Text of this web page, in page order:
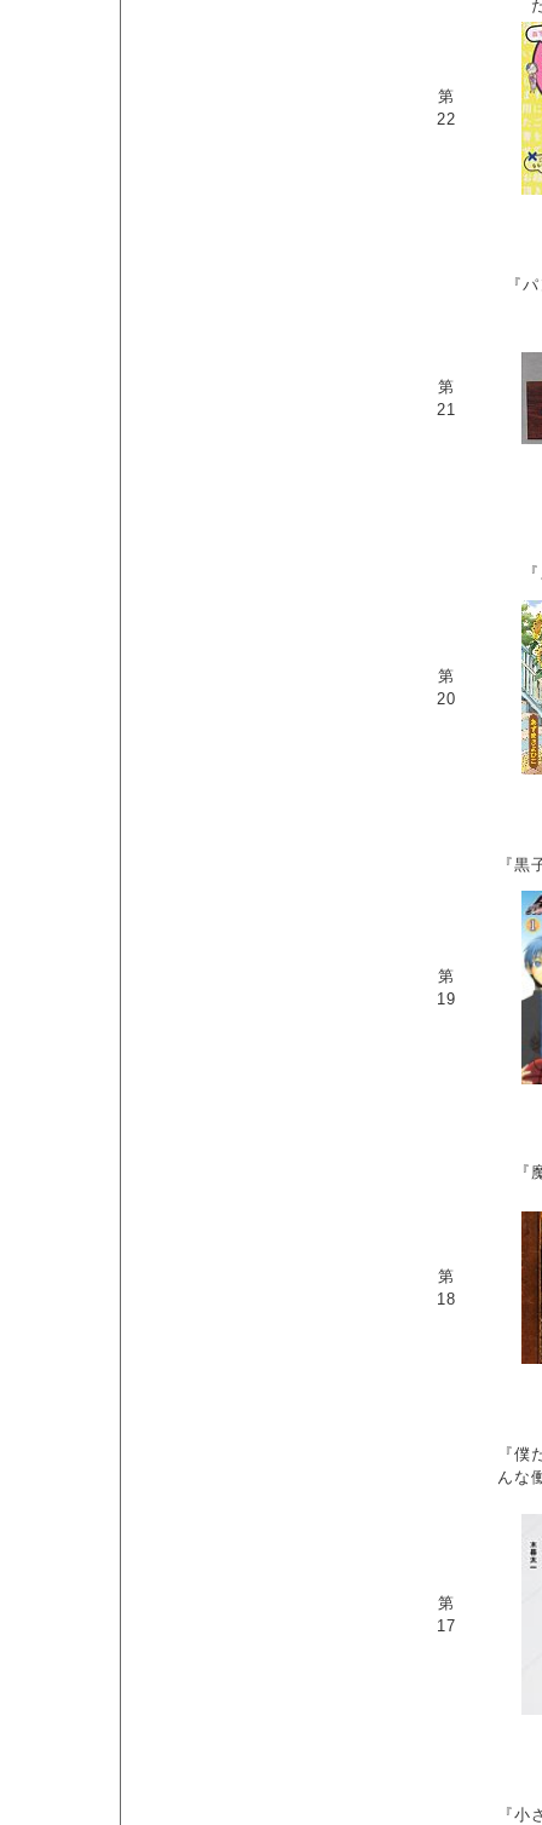
第
22
『
第
21
第
20
『黒
第
19
『
第
18
『僕
んな
第
17
『小